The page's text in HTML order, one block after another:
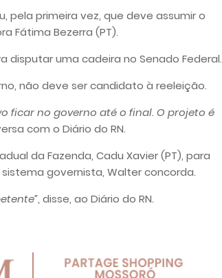
pela primeira vez, que deve assumir o
Fátima Bezerra (PT).
disputar uma cadeira no Senado Federal.
não deve ser candidato à reeleição.
ficar no governo até o final. O projeto é
com o Diário do RN.
da Fazenda, Cadu Xavier (PT), para
governista, Walter concorda.
, disse, ao Diário do RN.